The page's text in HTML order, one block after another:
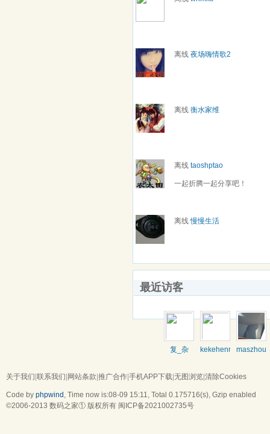
离线 夜场嗨情歌2
离线 衡水家维
离线 taoshptao
一起折腾一起分享吧！
离线 慢慢生活
最近访客
复_杂 kekehenry maszhou
关于我们|联系我们|网站条款|推广合作|手机APP下载|无图浏览|清除Cookies
Code by phpwind , Time now is:08-09 15:11, Total 0.175716(s) , Gzip enabled
©2006-2013 数码之家① 版权所有 闽ICP备2021002735号